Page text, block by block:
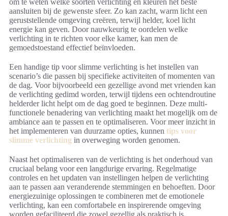
om te weten welke soorten verlichting en kleuren het beste
aansluiten bij de gewenste sfeer. Zo kan zacht, warm licht een
geruststellende omgeving creëren, terwijl helder, koel licht
energie kan geven. Door nauwkeurig te oordelen welke
verlichting in te richten voor elke kamer, kan men de
gemoedstoestand effectief beïnvloeden.
Een handige tip voor slimme verlichting is het instellen van
scenario’s die passen bij specifieke activiteiten of momenten van
de dag. Voor bijvoorbeeld een gezellige avond met vrienden kan
de verlichting gedimd worden, terwijl tijdens een ochtendroutine
helderder licht helpt om de dag goed te beginnen. Deze multi-
functionele benadering van verlichting maakt het mogelijk om de
ambiance aan te passen en te optimaliseren. Voor meer inzicht in
het implementeren van duurzame opties, kunnen tips voor
slimme verlichting in overweging worden genomen.
Naast het optimaliseren van de verlichting is het onderhoud van
cruciaal belang voor een langdurige ervaring. Regelmatige
controles en het updaten van instellingen helpen de verlichting
aan te passen aan veranderende stemmingen en behoeften. Door
energiezuinige oplossingen te combineren met de emotionele
verlichting, kan een comfortabele en inspirerende omgeving